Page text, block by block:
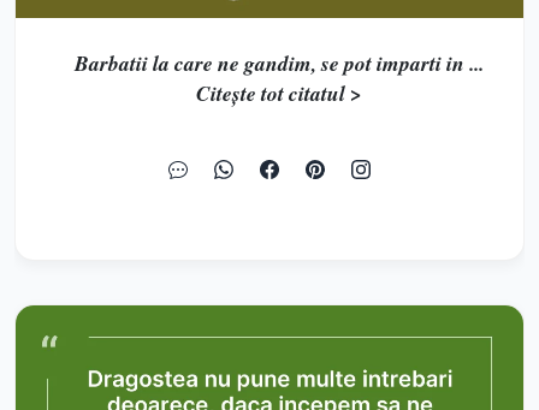
Barbatii la care ne gandim, se pot imparti in ...
Citește tot citatul >